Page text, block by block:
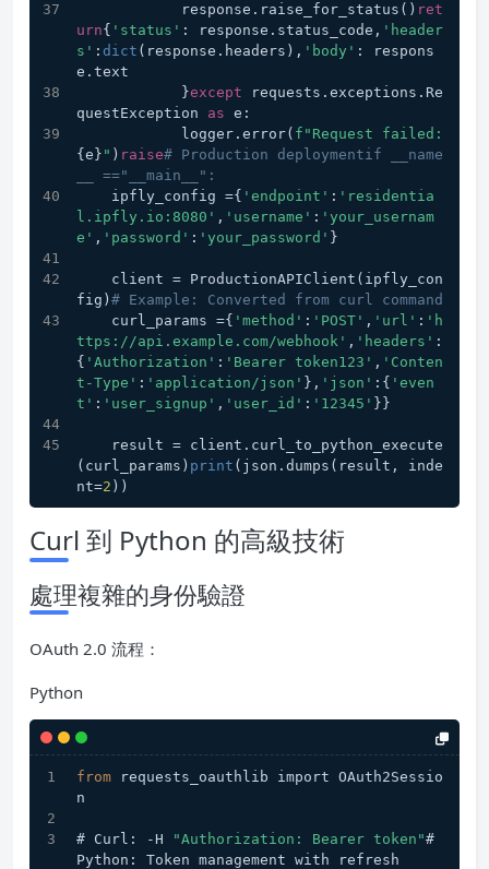
            response.raise_for_status()
ret
urn{ 'status' : response.status_code, 'header
s' : dict (response.headers), 'body' : respons
e.text
            }
except requests.exceptions.Re
questException as e:
            logger.error(
{e} " ) raise# Production deploymentif __name
__ =="__main__":
    ipfly_config ={
'endpoint' : 'residentia
l.ipfly.io:8080' , 'username' : 'your_usernam
e' , 'password' : 'your_password' }
fig) # Example: Converted from curl command
    curl_params ={
'method' : 'POST' , 'url' : 'h
ttps://api.example.com/webhook' , 'headers' :
{ 'Authorization' : 'Bearer token123' , 'Conten
t-Type' : 'application/json' }, 'json' :{ 'even
t' : 'user_signup' , 'user_id' : '12345' }}
(curl_params) print (json.dumps(result, inde
nt=2 ))
Curl 到 Python 的高級技術
處理複雜的身份驗證
OAuth 2.0 流程：
Python
from requests_oauthlib import OAuth2Sessio
n
# Curl: -H "Authorization: Bearer token"#
Python: Token management with refresh